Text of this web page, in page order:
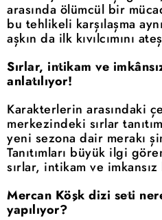
arasında ölümcül bir
bu tehlikeli karşılaşma
aşkın da ilk kıvılcımını
Sırlar, intikam ve
anlatılıyor!
Karakterlerin arasındaki
merkezindeki sırlar
yeni sezona dair merakı
Tanıtımları büyük ilgi
sırlar, intikam ve
Mercan Köşk dizi seti
yapılıyor?